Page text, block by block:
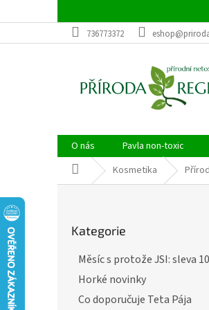
na
736773372
O nás Pavla non-toxic
Domů Kosmetika
kategorie
Kategorie
Měsíc s protože JSI: sleva
Horké novinky
Co doporučuje Teta Pája